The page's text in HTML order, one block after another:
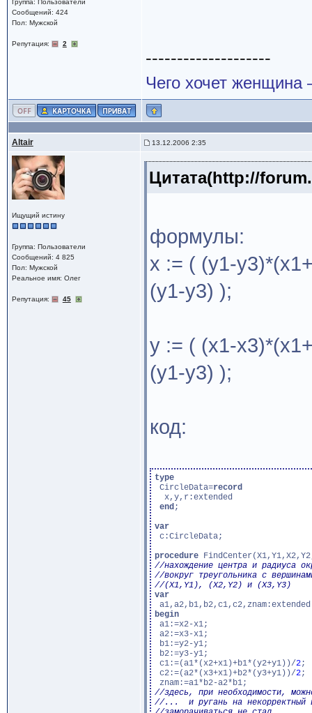
Группа: Пользователи
Сообщений: 424
Пол: Мужской
Репутация: 2
--------------------
Чего хочет женщина
Altair 13.12.2006 2:35
Ищущий истину
Группа: Пользователи
Сообщений: 4 825
Пол: Мужской
Реальное имя: Олег
Репутация: 45
Цитата(http://
формулы:
x := ( (y1-
(y1-y3) );
y := ( (x1-
(y1-y3) );
код:
type
CircleData=record
  x,y,r:extended
end;
var
c:CircleData;
procedure
var
begin
a1:=x2-x1;
a2:=x3-x1;
b1:=y2-y1;
b2:=y3-y1;
c1:=(a1*(x2+x1)+b1*(y2+y1))/2;
c2:=(a2*(x3+x1)+b2*(y3+y1))/2;